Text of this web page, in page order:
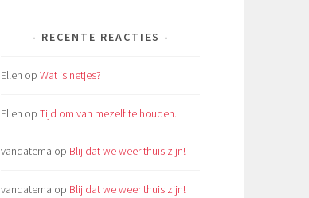
RECENTE REACTIES
Ellen op Wat is netjes?
Ellen op Tijd om van mezelf te houden.
vandatema op Blij dat we weer thuis zijn!
vandatema op Blij dat we weer thuis zijn!